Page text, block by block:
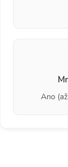
Ano